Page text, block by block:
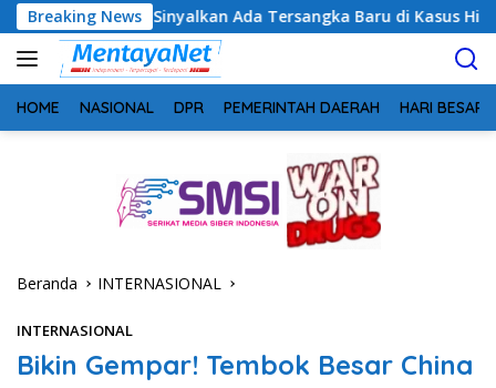
Langsung
ke
konten
Breaking News
Sinyalkan Ada Tersangka Baru di Kasus Hibah Rp40 Miliar
HOME NASIONAL DPR PEMERINTAH DAERAH HARI BESAR
Beranda INTERNASIONAL
INTERNASIONAL
Bikin Gempar! Tembok Besar China